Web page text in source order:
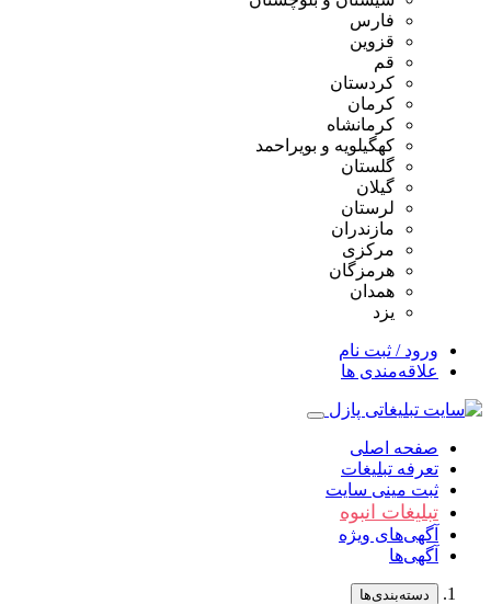
فارس
قزوین
قم
کردستان
کرمان
کرمانشاه
کهگیلویه و بویراحمد
گلستان
گیلان
لرستان
مازندران
مرکزی
هرمزگان
همدان
یزد
ورود / ثبت نام
علاقه‌مندی ها
صفحه اصلی
تعرفه تبلیغات
ثبت مینی سایت
تبلیغات انبوه
آگهی‌های ویژه
آگهی‌ها
دسته‌بندی‌ها